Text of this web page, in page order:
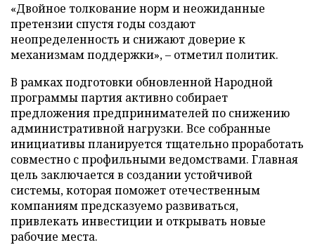
«Двойное толкование норм и неожиданные
претензии спустя годы создают
неопределенность и снижают доверие к
механизмам поддержки», – отметил политик.
В рамках подготовки обновленной Народной
программы партия активно собирает
предложения предпринимателей по снижению
административной нагрузки. Все собранные
инициативы планируется тщательно проработать
совместно с профильными ведомствами. Главная
цель заключается в создании устойчивой
системы, которая поможет отечественным
компаниям предсказуемо развиваться,
привлекать инвестиции и открывать новые
рабочие места.